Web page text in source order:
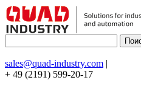
sales@quad-industry.com |
+ 49 (2191) 599-20-17